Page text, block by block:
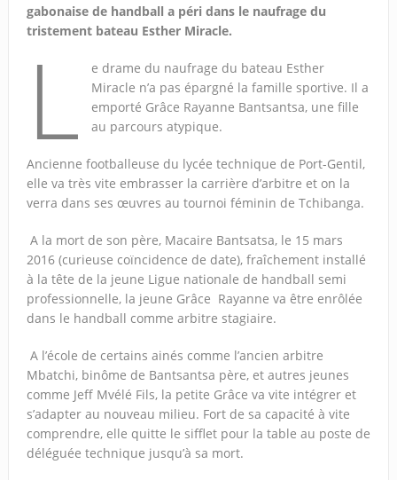
gabonaise de handball a péri dans le naufrage du
tristement bateau Esther Miracle.
L
e drame du naufrage du bateau Esther
Miracle n’a pas épargné la famille sportive. Il a
emporté Grâce Rayanne Bantsantsa, une fille
au parcours atypique.
Ancienne footballeuse du lycée technique de Port-Gentil,
elle va très vite embrasser la carrière d’arbitre et on la
verra dans ses œuvres au tournoi féminin de Tchibanga.
A la mort de son père, Macaire Bantsatsa, le 15 mars
2016 (curieuse coïncidence de date), fraîchement installé
à la tête de la jeune Ligue nationale de handball semi
professionnelle, la jeune Grâce Rayanne va être enrôlée
dans le handball comme arbitre stagiaire.
A l’école de certains ainés comme l’ancien arbitre
Mbatchi, binôme de Bantsantsa père, et autres jeunes
comme Jeff Mvélé Fils, la petite Grâce va vite intégrer et
s’adapter au nouveau milieu. Fort de sa capacité à vite
comprendre, elle quitte le sifflet pour la table au poste de
déléguée technique jusqu’à sa mort.